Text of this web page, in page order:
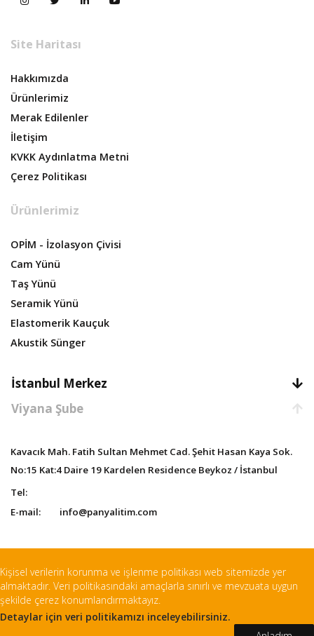
Site Haritası
Hakkımızda
Ürünlerimiz
Merak Edilenler
İletişim
KVKK Aydınlatma Metni
Çerez Politikası
Ürünlerimiz
OPİM - İzolasyon Çivisi
Cam Yünü
Taş Yünü
Seramik Yünü
Elastomerik Kauçuk
Akustik Sünger
İstanbul Merkez
Viyana Şube
Kavacık Mah. Fatih Sultan Mehmet Cad. Şehit Hasan Kaya Sok.
No:15 Kat:4 Daire 19 Kardelen Residence Beykoz / İstanbul
Tel:
E-mail:
info@panyalitim.com
© 2022 Pan Yalıtım - Tüm hakları saklıdır.
Kişisel verilerin korunma ve işlenme politikası web sitemizde yer
almaktadır. Veri politikasındaki amaçlarla sınırlı ve mevzuata uygun
şekilde çerez konumlandırmaktayız.
Detaylar için veri politikamızı inceleyebilirsiniz.